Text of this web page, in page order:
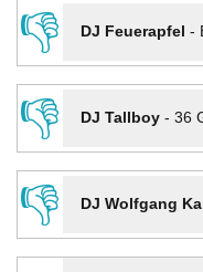
👎
DJ Feuerapfel -
👎
DJ Tallboy- 36
👎
DJ Wolfgang